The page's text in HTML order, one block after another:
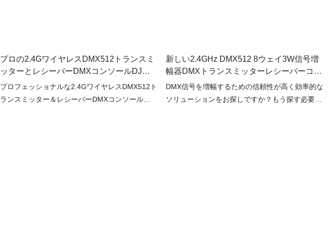
プロの2.4GワイヤレスDMX512トランスミ
ッターとレシーバーDMXコンソールDJバ
ーステージ照明YY-DMX001
プロフェッショナルな2.4GワイヤレスDMX512ト
ランスミッター＆レシーバーDMXコンソール
新しい2.4GHz DMX512 8ウェイ3W信号増
幅器DMXトランスミッターレシーバーコン
ソールYY-DMX用ワイヤレスワイヤレスス
プリッター012
DMX信号を増幅するための信頼性が高く効率的な
ソリューションをお探しですか？もう探す必要は